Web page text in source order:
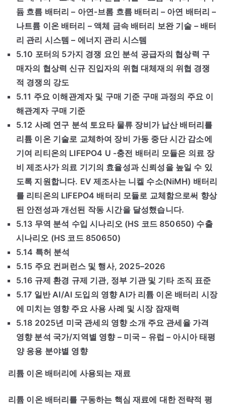
듐 흐름 배터리 – 아연-브롬 흐름 배터리 – 아연 배터리 –
나트륨 이온 배터리 – 액체 금속 배터리 보완 기술 – 배터
리 관리 시스템 – 에너지 관리 시스템
5.10 포터의 5가지 경쟁 요인 분석 공급자의 협상력 구
매자의 협상력 신규 진입자의 위협 대체재의 위협 경쟁
적 경쟁의 강도
5.11 주요 이해관계자 및 구매 기준 구매 과정의 주요 이
해관계자 구매 기준
5.12 사례 연구 분석 토요타 물류 장비가 납산 배터리를
리튬 이온 기술로 교체하여 장비 가동 중단 시간 감소에
기여 리티온의 LIFEPO4 U -충전 배터리 모듈은 의료 장
비 제조사가 의료 기기의 효율성과 신뢰성을 높일 수 있
도록 지원합니다. EV 제조사는 니켈 수소(NiMH) 배터리
를 리티온의 LIFEPO4 배터리 모듈로 교체함으로써 향상
된 안전성과 개선된 작동 시간을 달성했습니다.
5.13 무역 분석 수입 시나리오 (HS 코드 850650) 수출
시나리오 (HS 코드 850650)
5.14 특허 분석
5.15 주요 컨퍼런스 및 행사, 2025–2026
5.16 규제 환경 규제 기관, 정부 기관 및 기타 조직 표준
5.17 일반 AI/AI 도입의 영향 AI가 리튬 이온 배터리 시장
에 미치는 영향 주요 사용 사례 및 시장 잠재력
5.18 2025년 미국 관세의 영향 소개 주요 관세율 가격
영향 분석 국가/지역별 영향 – 미국 – 유럽 – 아시아 태평
양 응용 분야별 영향
리튬 이온 배터리에 사용되는 재료
리튬 이온 배터리를 구동하는 핵심 재료에 대한 전략적 평